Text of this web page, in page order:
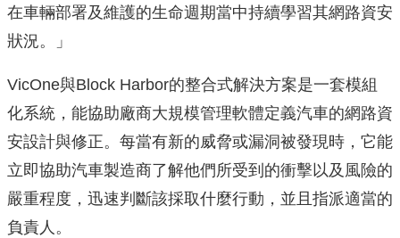
在車輛部署及維護的生命週期當中持續學習其網路資安
狀況。」
VicOne與Block Harbor的整合式解決方案是一套模組
化系統，能協助廠商大規模管理軟體定義汽車的網路資
安設計與修正。每當有新的威脅或漏洞被發現時，它能
立即協助汽車製造商了解他們所受到的衝擊以及風險的
嚴重程度，迅速判斷該採取什麼行動，並且指派適當的
負責人。